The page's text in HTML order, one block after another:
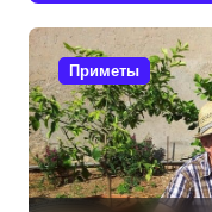
Приметы